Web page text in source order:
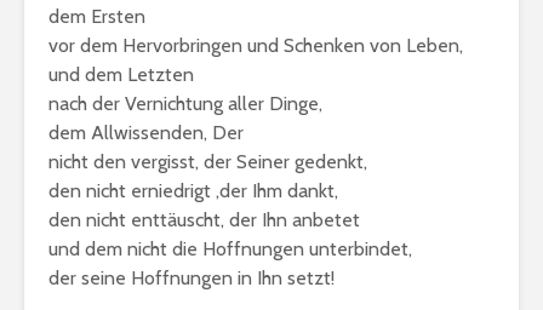
dem Ersten
vor dem Hervorbringen und Schenken von Leben,
und dem Letzten
nach der Vernichtung aller Dinge,
dem Allwissenden, Der
nicht den vergisst, der Seiner gedenkt,
den nicht erniedrigt ,der Ihm dankt,
den nicht enttäuscht, der Ihn anbetet
und dem nicht die Hoffnungen unterbindet,
der seine Hoffnungen in Ihn setzt!
Gratulation: „Die
Liebe ist
Muhammad“
Fastenregeln
Jahrekalender 2017
/ 1438-39